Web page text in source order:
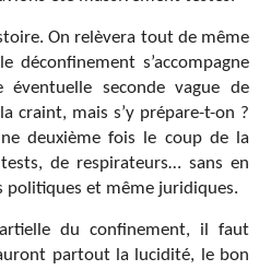
On relèvera tout de même
déconfinement s’accompagne
éventuelle seconde vague de
craint, mais s’y prépare-t-on ?
deuxième fois le coup de la
de respirateurs… sans en
politiques et même juridiques.
du confinement, il faut
partout la lucidité, le bon